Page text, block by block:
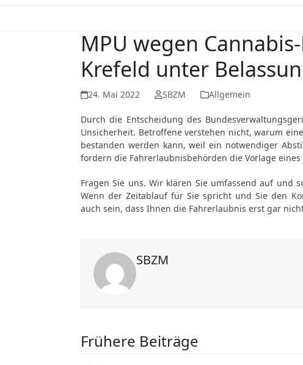
MPU wegen
Krefeld unter
24. Mai 2022 SBZM Allgemein
Durch die Entscheidung des
Unsicherheit. Betroffene verstehen nicht, warum
bestanden werden kann, weil ein notwendiger
fordern die Fahrerlaubnisbehörden die Vorlage
Fragen Sie uns. Wir klären Sie umfassend auf und
Wenn der Zeitablauf für Sie spricht und Sie den
auch sein, dass Ihnen die Fahrerlaubnis erst gar
SBZM
Frühere Beiträge